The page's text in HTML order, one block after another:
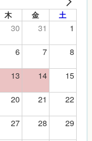
木 金 土
30 31
1
6 7 8
13 14
15
20 21
22
27 28
29